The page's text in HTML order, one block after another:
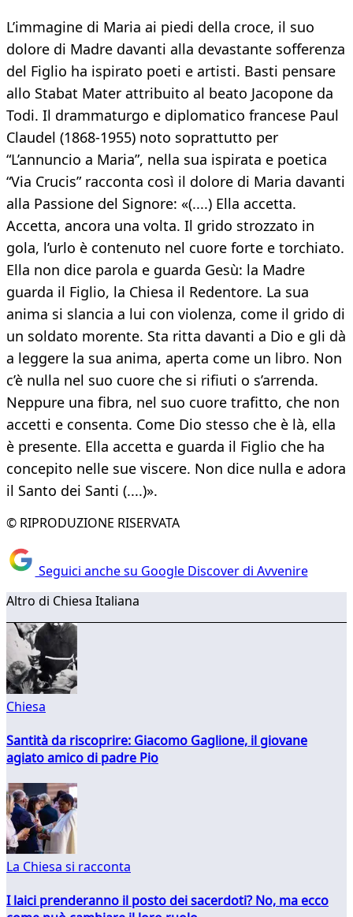
L’immagine di Maria ai piedi della croce, il suo
dolore di Madre davanti alla devastante sofferenza
del Figlio ha ispirato poeti e artisti. Basti pensare
allo Stabat Mater attribuito al beato Jacopone da
Todi. Il drammaturgo e diplomatico francese Paul
Claudel (1868-1955) noto soprattutto per
“L’annuncio a Maria”, nella sua ispirata e poetica
“Via Crucis” racconta così il dolore di Maria davanti
alla Passione del Signore: «(....) Ella accetta.
Accetta, ancora una volta. Il grido strozzato in
gola, l’urlo è contenuto nel cuore forte e torchiato.
Ella non dice parola e guarda Gesù: la Madre
guarda il Figlio, la Chiesa il Redentore. La sua
anima si slancia a lui con violenza, come il grido di
un soldato morente. Sta ritta davanti a Dio e gli dà
a leggere la sua anima, aperta come un libro. Non
c’è nulla nel suo cuore che si rifiuti o s’arrenda.
Neppure una fibra, nel suo cuore trafitto, che non
accetti e consenta. Come Dio stesso che è là, ella
è presente. Ella accetta e guarda il Figlio che ha
concepito nelle sue viscere. Non dice nulla e adora
il Santo dei Santi (....)».
© RIPRODUZIONE RISERVATA
Seguici anche su Google Discover di Avvenire
Altro di Chiesa Italiana
Chiesa
Santità da riscoprire: Giacomo Gaglione, il giovane
agiato amico di padre Pio
La Chiesa si racconta
I laici prenderanno il posto dei sacerdoti? No, ma ecco